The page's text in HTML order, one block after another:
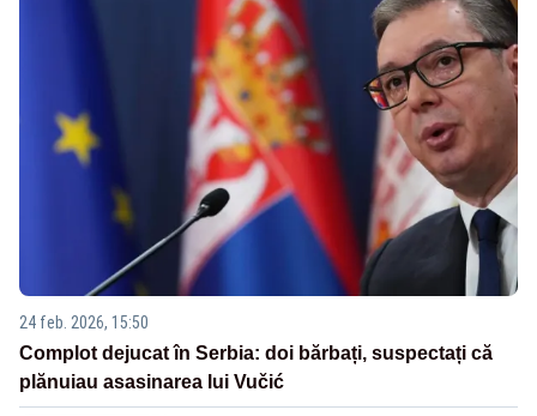
24 feb. 2026, 15:50
Complot dejucat în Serbia: doi bărbați, suspectați că
plănuiau asasinarea lui Vučić